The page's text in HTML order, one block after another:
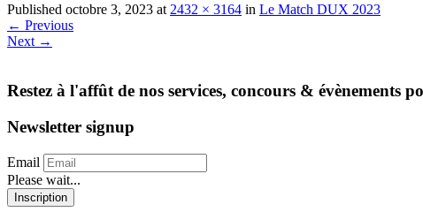
Published octobre 3, 2023 at 2432 × 3164 in Le Match DUX 2023
← Previous
Next →
Restez à l'affût de nos services, concours &
Newsletter signup
Email
Please wait...
Inscription